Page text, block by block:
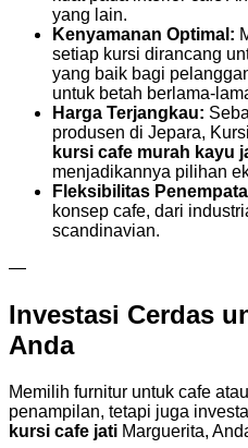
yang lain.
Kenyamanan Optimal:
setiap kursi dirancang
yang baik bagi
untuk betah berlama-
Harga Terjangkau:
produsen di Jepara,
kursi cafe murah kayu
menjadikannya pilihan
Fleksibilitas
konsep cafe, dari
scandinavian.
—
Investasi Cerdas
Anda
Memilih furnitur untuk cafe
penampilan, tetapi juga
kursi cafe jati Marguerita,